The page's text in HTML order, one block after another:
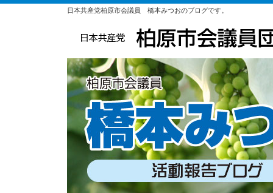
日本共産党柏原市会議員 橋本みつおのブログです。